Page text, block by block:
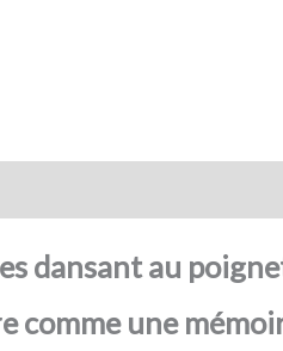
dansant au
une